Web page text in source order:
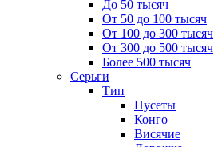
До 50 тысяч
От 50 до 100 тысяч
От 100 до 300 тысяч
От 300 до 500 тысяч
Более 500 тысяч
Серьги
Тип
Пусеты
Конго
Висячие